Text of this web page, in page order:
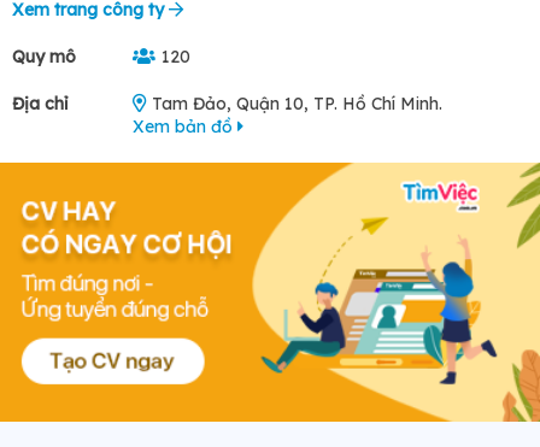
Xem trang công ty
Quy mô 120
Địa chỉ
Tam Đảo, Quận 10, TP. Hồ Chí Minh.
Xem bản đồ